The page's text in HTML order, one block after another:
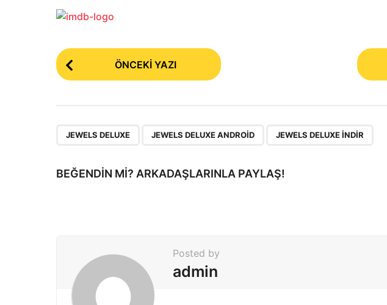
P
o
P
g
ÖNCEKI YAZI
JEWELS DELUXE JEWELS DELUXE ANDROID JEWELS DELUXE INDIR
BEĞENDIN MI? ARKADAŞLARINLA PAYLAŞ!
Posted by
admin